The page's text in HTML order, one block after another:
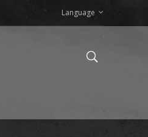
Language